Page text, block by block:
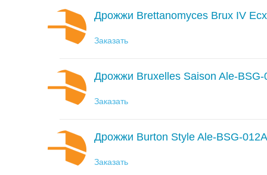
Дрожжи Brettanomyces Brux IV
Заказать
Дрожжи Bruxelles Saison Ale-BSG-
Заказать
Дрожжи Burton Style Ale-BSG-012A
Заказать